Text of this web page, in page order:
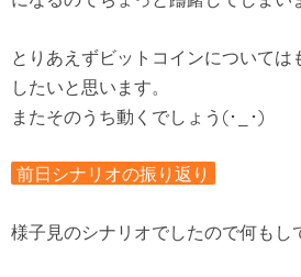
とりあえずビットコインについては
したいと思います。
またそのうち動くでしょう(･_･)
前日シナリオの振り返り
様子見のシナリオでしたので何もし